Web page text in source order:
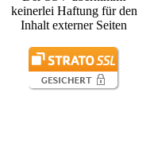
keinerlei Haftung für den
Inhalt externer Seiten